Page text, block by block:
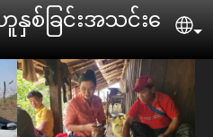
နှစ်ခြင်းအသင်းေ